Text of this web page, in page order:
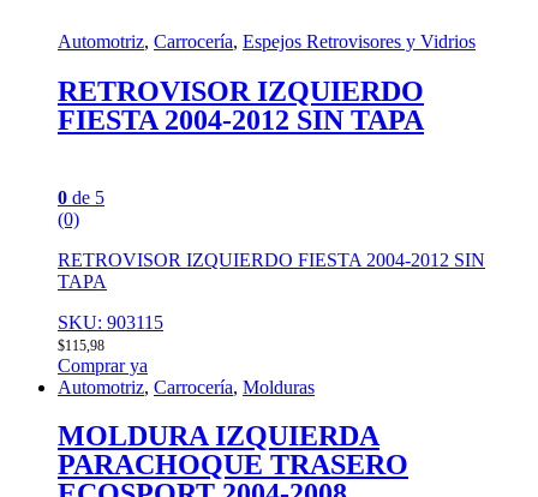
Automotriz, Carrocería, Espejos Retrovisores y Vidrios
RETROVISOR IZQUIERDO
FIESTA 2004-2012 SIN TAPA
0 de 5
(0)
RETROVISOR IZQUIERDO FIESTA 2004-2012 SIN
TAPA
SKU: 903115
$115,98
Comprar ya
Automotriz, Carrocería, Molduras
MOLDURA IZQUIERDA
PARACHOQUE TRASERO